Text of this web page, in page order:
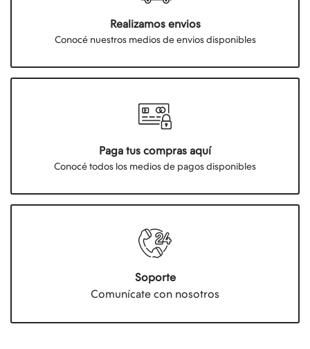
Realizamos envios
Conocé nuestros medios de envios disponibles
Paga tus compras aquí
Conocé todos los medios de pagos disponibles
Soporte
Comunícate con nosotros